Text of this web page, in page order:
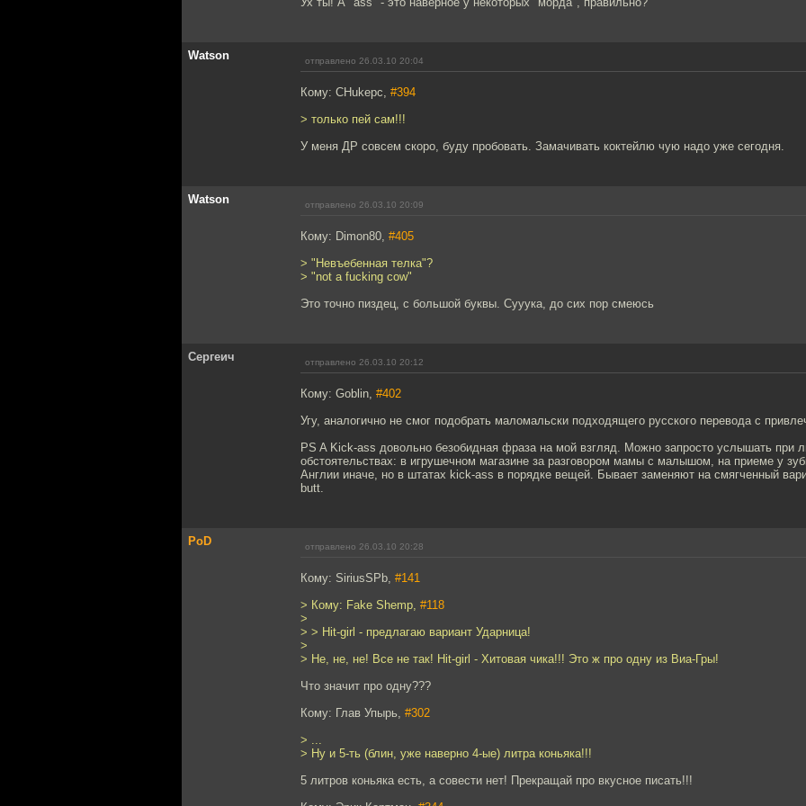
Watson отправлено 26.03.10 20:04
Кому: CHukepc, #394
> только пей сам!!!
У меня ДР совсем скоро, буду пробовать. Замачивать коктейлю чую надо уже сегодня.
Watson отправлено 26.03.10 20:09
Кому: Dimon80, #405
> "Невъебенная телка"?
> "not a fucking cow"
Это точно пиздец, с большой буквы. Сууука, до сих пор смеюсь
Сергеич отправлено 26.03.10 20:12
Кому: Goblin, #402
Угу, аналогично не смог подобрать маломальски подходящего русского перевода с
PS A Kick-ass довольно безобидная фраза на мой взгляд. Можно запросто услышать при
обстоятельствах: в игрушечном магазине за разговором мамы с малышом, на приеме у
Англии иначе, но в штатах kick-ass в порядке вещей. Бывает заменяют на смягченный
butt.
PoD отправлено 26.03.10 20:28
Кому: SiriusSPb, #141
> Кому: Fake Shemp, #118
>
> > Hit-girl - предлагаю вариант Ударница!
>
> Не, не, не! Все не так! Hit-girl - Хитовая чика!!! Это ж про одну из Виа-Гры!
Что значит про одну???
Кому: Глав Упырь, #302
> ...
> Ну и 5-ть (блин, уже наверно 4-ые) литра коньяка!!!
5 литров коньяка есть, а совести нет! Прекращай про вкусное писать!!!